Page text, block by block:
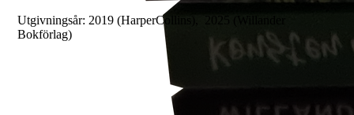
Utgivningsår: 2019 (HarperCollins), 2025 (Willander
Bokförlag)